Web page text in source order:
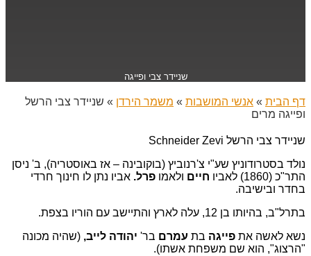
שניידר צבי ופייגה
דף הבית » אנשי המושבות » משמר הירדן » שניידר צבי הרשל
ופייגה מרים
שניידר צבי הרשל Schneider Zevi
נולד בסטרודוניץ שע"י צ'רנוביץ (בוקובינה – אז באוסטריה), ב' ניסן
התר"כ (1860) לאביו
חיים ולאמו פרל. אביו נתן לו חינוך חרדי
בחדר ובישיבה.
בתרל"ב, בהיותו בן 12, עלה לארץ והתיישב עם הוריו בצפת.
נשא לאשה את פייגה בת עמרם בר' יהודה לייב, (שהיה מכונה
"הרצוג", הוא שם משפחת אשתו).